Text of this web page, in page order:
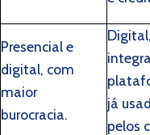
Presencial e
digital, com
maior
burocracia.
já
pelos